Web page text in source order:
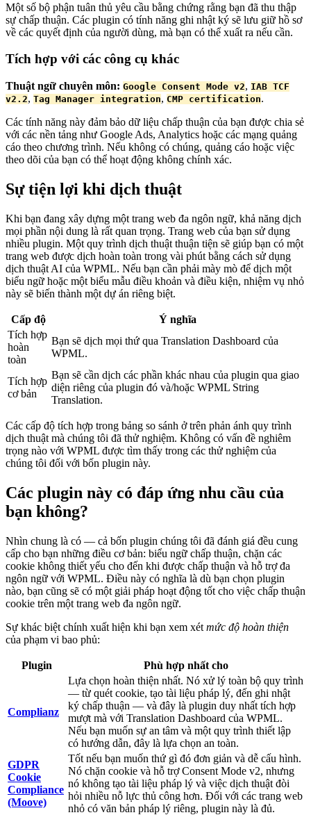
Một số bộ phận tuân thủ yêu cầu bằng chứng rằng bạn đã thu thập
sự chấp thuận. Các plugin có tính năng ghi nhật ký sẽ lưu giữ hồ sơ
về các quyết định của người dùng, mà bạn có thể xuất ra nếu cần.
Tích hợp với các công cụ khác
Thuật ngữ chuyên môn: Google Consent Mode v2, IAB TCF
v2.2, Tag Manager integration, CMP certification.
Các tính năng này đảm bảo dữ liệu chấp thuận của bạn được chia sẻ
với các nền tảng như Google Ads, Analytics hoặc các mạng quảng
cáo theo chương trình. Nếu không có chúng, quảng cáo hoặc việc
theo dõi của bạn có thể hoạt động không chính xác.
Sự tiện lợi khi dịch thuật
Khi bạn đang xây dựng một trang web đa ngôn ngữ, khả năng dịch
mọi phần nội dung là rất quan trọng. Trang web của bạn sử dụng
nhiều plugin. Một quy trình dịch thuật thuận tiện sẽ giúp bạn có một
trang web được dịch hoàn toàn trong vài phút bằng cách sử dụng
dịch thuật AI của WPML. Nếu bạn cần phải mày mò để dịch một
biểu ngữ hoặc một biểu mẫu điều khoản và điều kiện, nhiệm vụ nhỏ
này sẽ biến thành một dự án riêng biệt.
Cấp độ
Ý nghĩa
Tích hợp
hoàn
toàn
Bạn sẽ dịch mọi thứ qua Translation Dashboard của
WPML.
Tích hợp
cơ bản
Bạn sẽ cần dịch các phần khác nhau của plugin qua giao
diện riêng của plugin đó và/hoặc WPML String
Translation.
Các cấp độ tích hợp trong bảng so sánh ở trên phản ánh quy trình
dịch thuật mà chúng tôi đã thử nghiệm. Không có vấn đề nghiêm
trọng nào với WPML được tìm thấy trong các thử nghiệm của
chúng tôi đối với bốn plugin này.
Các plugin này có đáp ứng nhu cầu của
bạn không?
Nhìn chung là có — cả bốn plugin chúng tôi đã đánh giá đều cung
cấp cho bạn những điều cơ bản: biểu ngữ chấp thuận, chặn các
cookie không thiết yếu cho đến khi được chấp thuận và hỗ trợ đa
ngôn ngữ với WPML. Điều này có nghĩa là dù bạn chọn plugin
nào, bạn cũng sẽ có một giải pháp hoạt động tốt cho việc chấp thuận
cookie trên một trang web đa ngôn ngữ.
Sự khác biệt chính xuất hiện khi bạn xem xét mức độ hoàn thiện
của phạm vi bao phủ:
Plugin Phù hợp nhất cho
Complianz
Lựa chọn hoàn thiện nhất. Nó xử lý toàn bộ quy trình
— từ quét cookie, tạo tài liệu pháp lý, đến ghi nhật
ký chấp thuận — và đây là plugin duy nhất tích hợp
mượt mà với Translation Dashboard của WPML.
Nếu bạn muốn sự an tâm và một quy trình thiết lập
có hướng dẫn, đây là lựa chọn an toàn.
GDPR
Cookie
Compliance
(Moove)
Tốt nếu bạn muốn thứ gì đó đơn giản và dễ cấu hình.
Nó chặn cookie và hỗ trợ Consent Mode v2, nhưng
nó không tạo tài liệu pháp lý và việc dịch thuật đòi
hỏi nhiều nỗ lực thủ công hơn. Đối với các trang web
nhỏ có văn bản pháp lý riêng, plugin này là đủ.